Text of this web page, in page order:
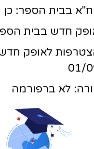
בבית הספר: כן
חדש בבית
לאופק
01/
לא ברפורמה